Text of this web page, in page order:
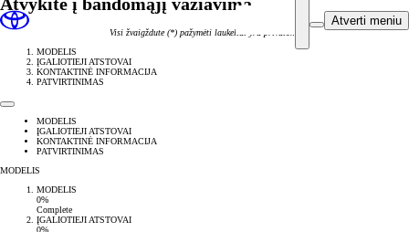
Atverti meniu
Visi žvaigždute (*) pažymėti laukeliai yra privalomi
MODELIS
ĮGALIOTIEJI ATSTOVAI
KONTAKTINĖ INFORMACIJA
PATVIRTINIMAS
MODELIS
ĮGALIOTIEJI ATSTOVAI
KONTAKTINĖ INFORMACIJA
PATVIRTINIMAS
MODELIS
MODELIS
0%
Complete
ĮGALIOTIEJI ATSTOVAI
0%